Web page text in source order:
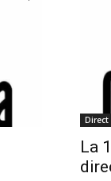
Direct
La